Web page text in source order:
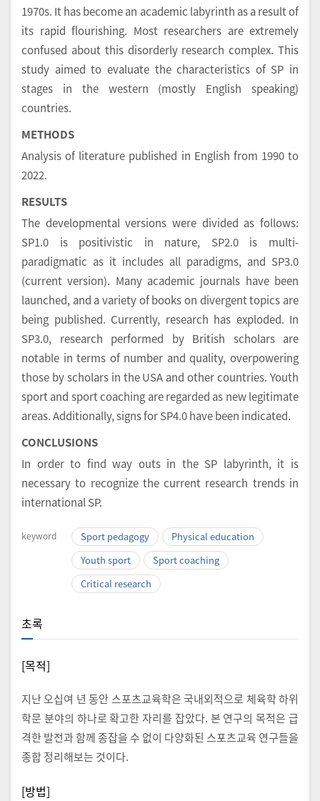
1970s. It has become an academic labyrinth as a result of
its rapid flourishing. Most researchers are extremely
confused about this disorderly research complex. This
study aimed to evaluate the characteristics of SP in
stages in the western (mostly English speaking)
countries.
METHODS
Analysis of literature published in English from 1990 to
2022.
RESULTS
The developmental versions were divided as follows:
SP1.0 is positivistic in nature, SP2.0 is multi-
paradigmatic as it includes all paradigms, and SP3.0
(current version). Many academic journals have been
launched, and a variety of books on divergent topics are
being published. Currently, research has exploded. In
SP3.0, research performed by British scholars are
notable in terms of number and quality, overpowering
those by scholars in the USA and other countries. Youth
sport and sport coaching are regarded as new legitimate
areas. Additionally, signs for SP4.0 have been indicated.
CONCLUSIONS
In order to find way outs in the SP labyrinth, it is
necessary to recognize the current research trends in
international SP.
keyword Sport pedagogy
Physical education
Youth sport
Sport coaching
Critical research
초록
[목적]
지난 오십여 년 동안 스포츠교육학은 국내외적으로 체육학 하위
학문 분야의 하나로 확고한 자리를 잡았다. 본 연구의 목적은 급
격한 발전과 함께 종잡을 수 없이 다양화된 스포츠교육 연구들을
종합 정리해보는 것이다.
[방법]